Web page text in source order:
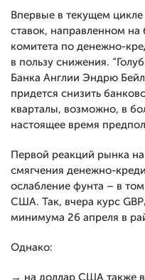
Впервые в текущем
ставок, направленном
комитета по денежно-
в пользу снижения.
Банка Англии Эндрю
придется снизить
кварталы, возможно, в
настоящее время
Первой реакций рынка
смягчения денежно-
ослабление фунта – в
США. Так, вчера курс
минимума 26 апреля в
Однако:
→ на доллар США также